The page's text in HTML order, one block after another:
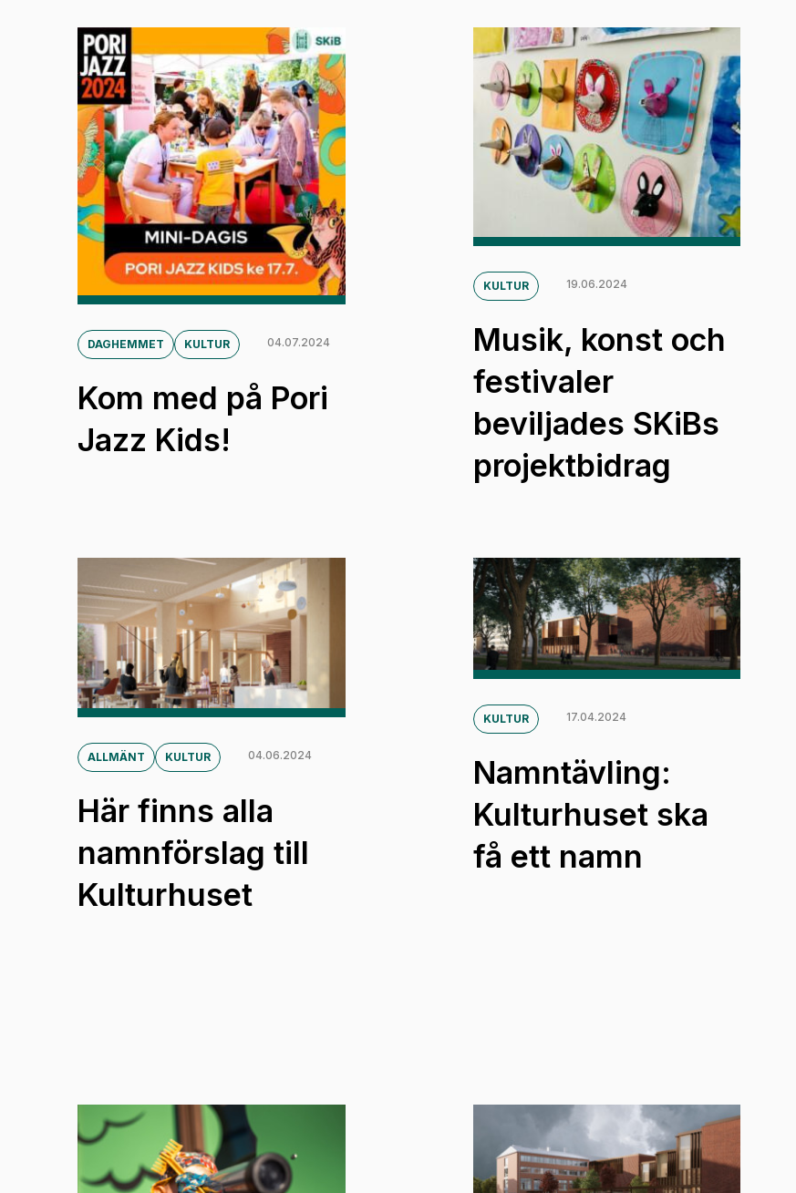
DAGHEMMET KULTUR 04.07.2024
Kom med på Pori
Jazz Kids!
KULTUR 19.06.2024
Musik, konst och
festivaler
beviljades SKiBs
projektbidrag
ALLMÄNT KULTUR 04.06.2024
Här finns alla
namnförslag till
Kulturhuset
KULTUR 17.04.2024
Namntävling:
Kulturhuset ska
få ett namn